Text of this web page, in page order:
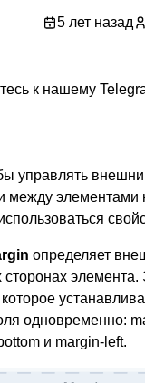
5 лет назад
к нашему
управлять
между элементами
определяет
сторонах элемента.
одновременно:
и margin-left.